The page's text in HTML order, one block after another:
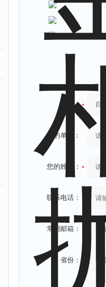
产品：
您的单位：
您的姓名：
联系电话：
常用邮箱：
省份：